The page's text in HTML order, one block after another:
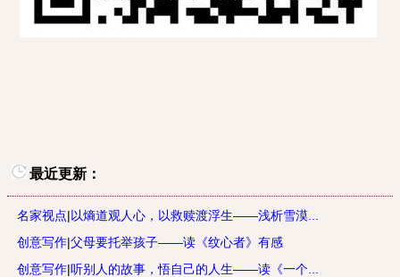
最近更新：
名家视点|以熵道观人心，以救赎渡浮生——浅析雪漠...
创意写作|父母要托举孩子——读《纹心者》有感
创意写作|听别人的故事，悟自己的人生——读《一个...